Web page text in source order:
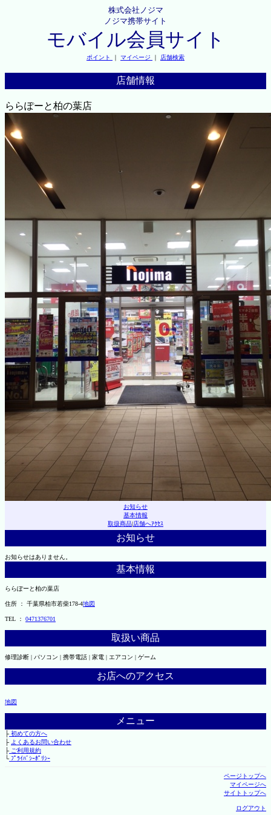
株式会社ノジマ
ノジマ携帯サイト
モバイル会員サイト
ポイント ｜ マイページ ｜ 店舗検索
店舗情報
ららぽーと柏の葉店
お知らせ
基本情報
取扱商品|店舗へｱｸｾｽ
お知らせ
お知らせはありません。
基本情報
ららぽーと柏の葉店
住所 ： 千葉県柏市若柴178-4地図
TEL ： 0471376701
取扱い商品
修理診断 | パソコン | 携帯電話 | 家電 | エアコン | ゲーム
お店へのアクセス
地図
メニュー
├初めての方へ
├ よくあるお問い合わせ
├ご利用規約
└ﾌﾟﾗｲﾊﾞｼｰﾎﾟﾘｼｰ
ページトップへ
マイページへ
サイトトップへ
ログアウト